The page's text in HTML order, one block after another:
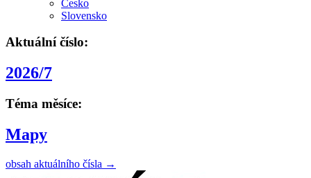
Česko
Slovensko
Aktuální číslo:
2026/7
Téma měsíce:
Mapy
obsah aktuálního čísla →